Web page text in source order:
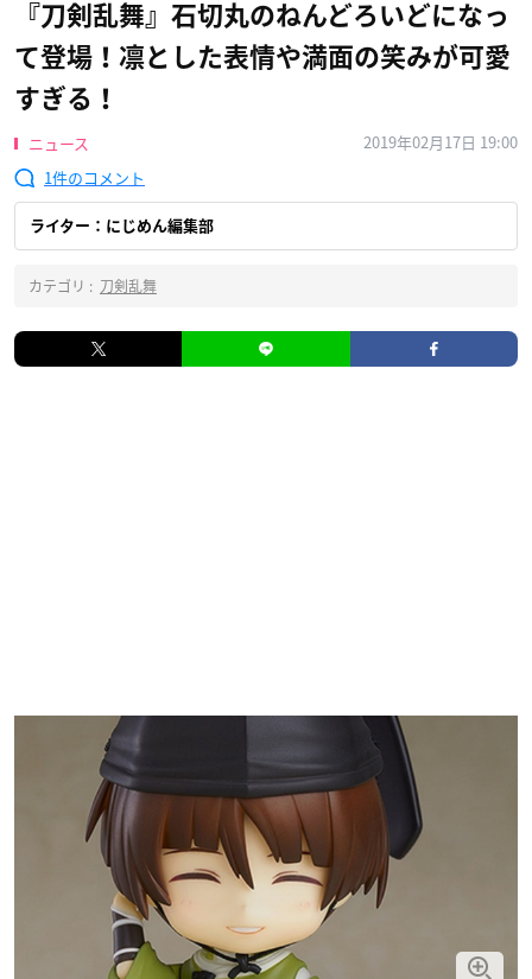
『刀剣乱舞』石切丸のねんどろいどになっ
て登場！凛とした表情や満面の笑みが可愛
すぎる！
ニュース
2019年02月17日 19:00
1
ライター：にじめん編集部
カテゴリ : 刀剣乱舞